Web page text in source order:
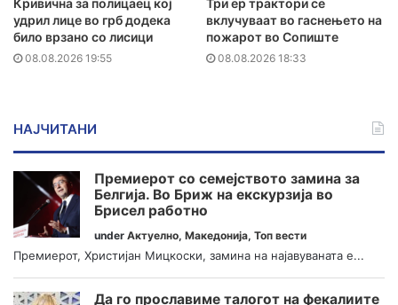
удрил лице во грб додека
било врзано со лисици
08.08.2026 19:55
вклучуваат во гаснењето на
пожарот во Сопиште
08.08.2026 18:33
НАЈЧИТАНИ
Премиерот со семејството замина за
Белгија. Во Бриж на екскурзија во
Брисел работно
under Актуелно, Македонија, Топ вести
Премиерот, Христијан Мицкоски, замина на најавуваната е...
Да го прославиме талогот на фекалиите